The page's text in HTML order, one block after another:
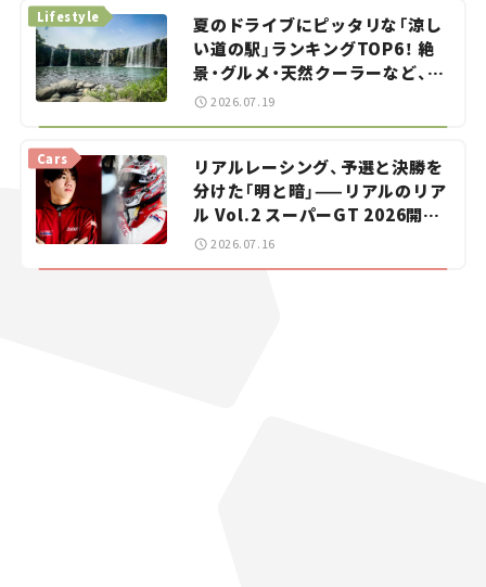
夏のドライブにピッタリな「涼し
い道の駅」ランキングTOP6！ 絶
景・グルメ・天然クーラーなど、避
暑におすすめのスポットを紹介
【道の駅マニアの推し駅ガイド】
Lifestyle
2026.07.19
リアルレーシング、予選と決勝を
分けた「明と暗」——リアルのリア
ル Vol.2 スーパーGT 2026開幕
戦 岡山国際サーキット
Cars
2026.07.16